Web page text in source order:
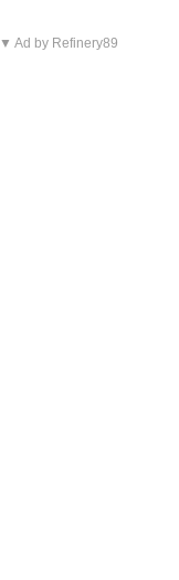
▼ Ad by Refinery89